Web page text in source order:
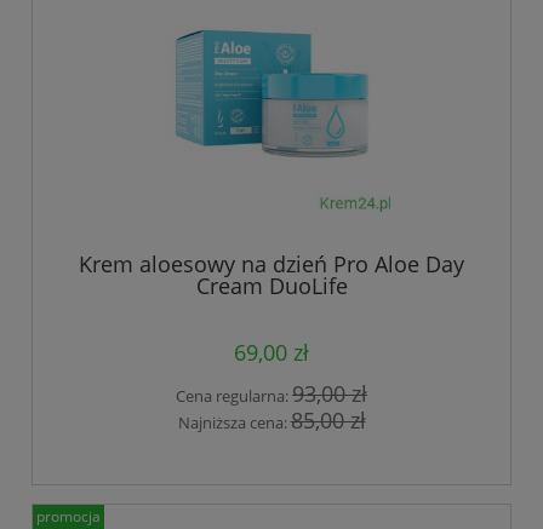
Krem aloesowy na dzień Pro Aloe Day
Cream DuoLife
69,00 zł
Cena regularna:93,00 zł
Najniższa cena:85,00 zł
promocja